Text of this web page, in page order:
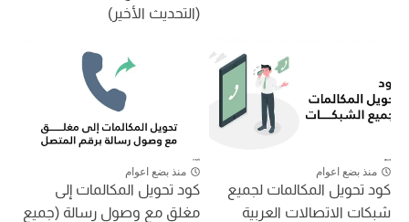
(التحديث الأخير)
منذ بضع اعوام
كود تحويل المكالمات لجميع
شبكات الاتصالات العربية
منذ بضع اعوام
كود تحويل المكالمات إلى
مغلق مع وصول رسالة (جميع